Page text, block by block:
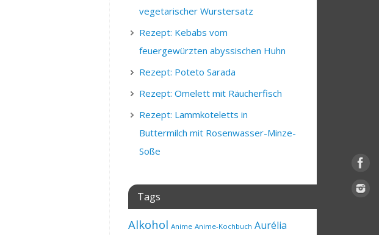
vegetarischer Wurstersatz
Rezept: Kebabs vom
feuergewürzten abyssischen Huhn
Rezept: Poteto Sarada
Rezept: Omelett mit Räucherfisch
Rezept: Lammkoteletts in
Buttermilch mit Rosenwasser-Minze-
Soße
Tags
Alkohol Anime Anime-Kochbuch Aurélia